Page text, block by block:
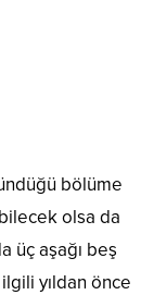
bölüme
olsa da
üç aşağı beş
yıldan önce